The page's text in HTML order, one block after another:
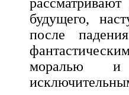
будущего,
после
моралью и